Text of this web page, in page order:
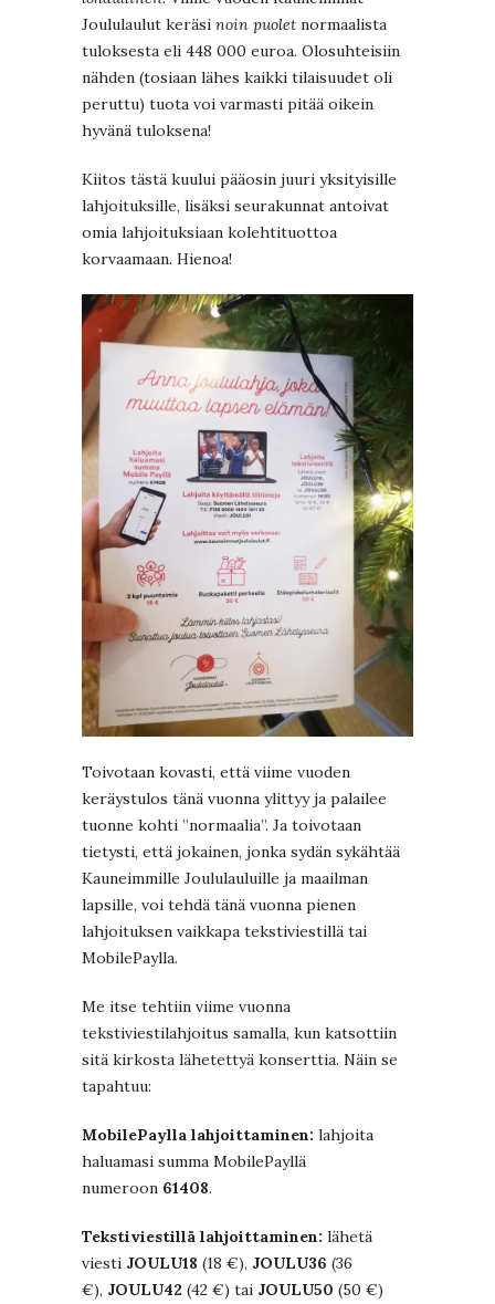
Joululaulut keräsi noin puolet normaalista
tuloksesta eli 448 000 euroa. Olosuhteisiin
nähden (tosiaan lähes kaikki tilaisuudet oli
peruttu) tuota voi varmasti pitää oikein
hyvänä tuloksena!
Kiitos tästä kuului pääosin juuri yksityisille
lahjoituksille, lisäksi seurakunnat antoivat
omia lahjoituksiaan kolehtituottoa
korvaamaan. Hienoa!
Toivotaan kovasti, että viime vuoden
keräystulos tänä vuonna ylittyy ja palailee
tuonne kohti ”normaalia”. Ja toivotaan
tietysti, että jokainen, jonka sydän sykähtää
Kauneimmille Joululauluille ja maailman
lapsille, voi tehdä tänä vuonna pienen
lahjoituksen vaikkapa tekstiviestillä tai
MobilePaylla.
Me itse tehtiin viime vuonna
tekstiviestilahjoitus samalla, kun katsottiin
sitä kirkosta lähetettyä konserttia. Näin se
tapahtuu:
MobilePaylla lahjoittaminen: lahjoita
haluamasi summa MobilePayllä
numeroon 61408.
Tekstiviestillä lahjoittaminen: lähetä
viesti JOULU18 (18 €), JOULU36 (36
€), JOULU42 (42 €) tai JOULU50 (50 €)